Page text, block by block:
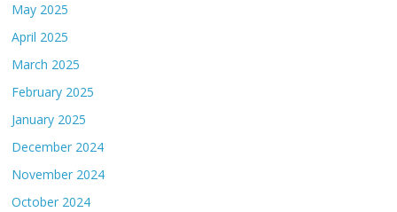
May 2025
April 2025
March 2025
February 2025
January 2025
December 2024
November 2024
October 2024